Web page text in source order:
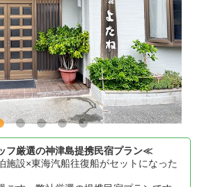
フ厳選の神津島提携民宿プラン≪
施設×東海汽船往復船がセットになった